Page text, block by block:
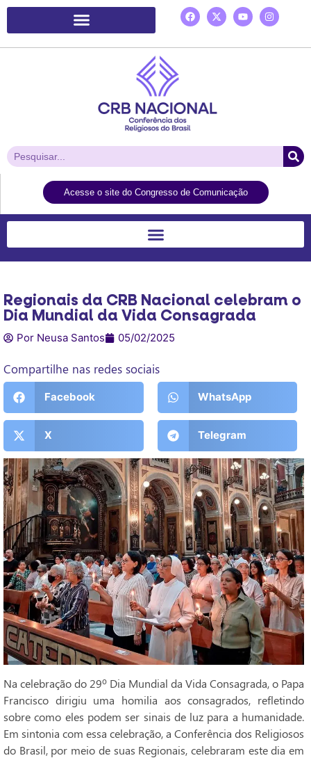
Acesse o site do Congresso de Comunicação
Regionais da CRB Nacional celebram o
Dia Mundial da Vida Consagrada
Por Neusa Santos 05/02/2025
Compartilhe nas redes sociais
Facebook WhatsApp
X Telegram
Na celebração do 29º Dia Mundial da Vida Consagrada, o Papa
Francisco dirigiu uma homilia aos consagrados, refletindo
sobre como eles podem ser sinais de luz para a humanidade.
Em sintonia com essa celebração, a Conferência dos Religiosos
do Brasil, por meio de suas Regionais, celebraram este dia em